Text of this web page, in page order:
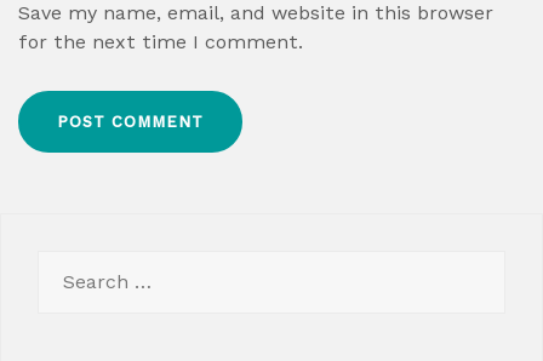
Save my name, email, and website in this browser
for the next time I comment.
for: